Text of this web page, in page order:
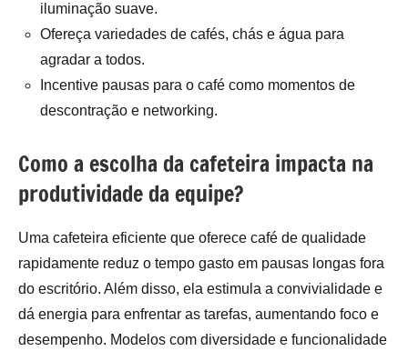
iluminação suave.
Ofereça variedades de cafés, chás e água para
agradar a todos.
Incentive pausas para o café como momentos de
descontração e networking.
Como a escolha da cafeteira impacta na
produtividade da equipe?
Uma cafeteira eficiente que oferece café de qualidade
rapidamente reduz o tempo gasto em pausas longas fora
do escritório. Além disso, ela estimula a convivialidade e
dá energia para enfrentar as tarefas, aumentando foco e
desempenho. Modelos com diversidade e funcionalidade